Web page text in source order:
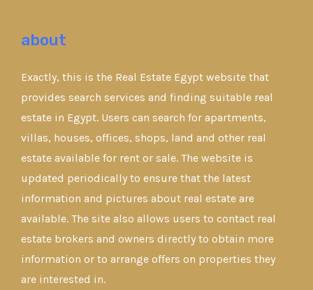
about
Exactly, this is the Real Estate Egypt website that
provides search services and finding suitable real
estate in Egypt. Users can search for apartments,
villas, houses, offices, shops, land and other real
estate available for rent or sale. The website is
updated periodically to ensure that the latest
information and pictures about real estate are
available. The site also allows users to contact real
estate brokers and owners directly to obtain more
information or to arrange offers on properties they
are interested in.